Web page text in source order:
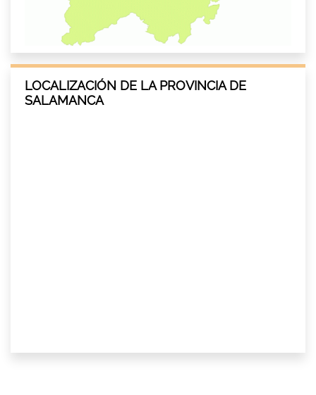
LOCALIZACIÓN DE LA PROVINCIA DE
SALAMANCA